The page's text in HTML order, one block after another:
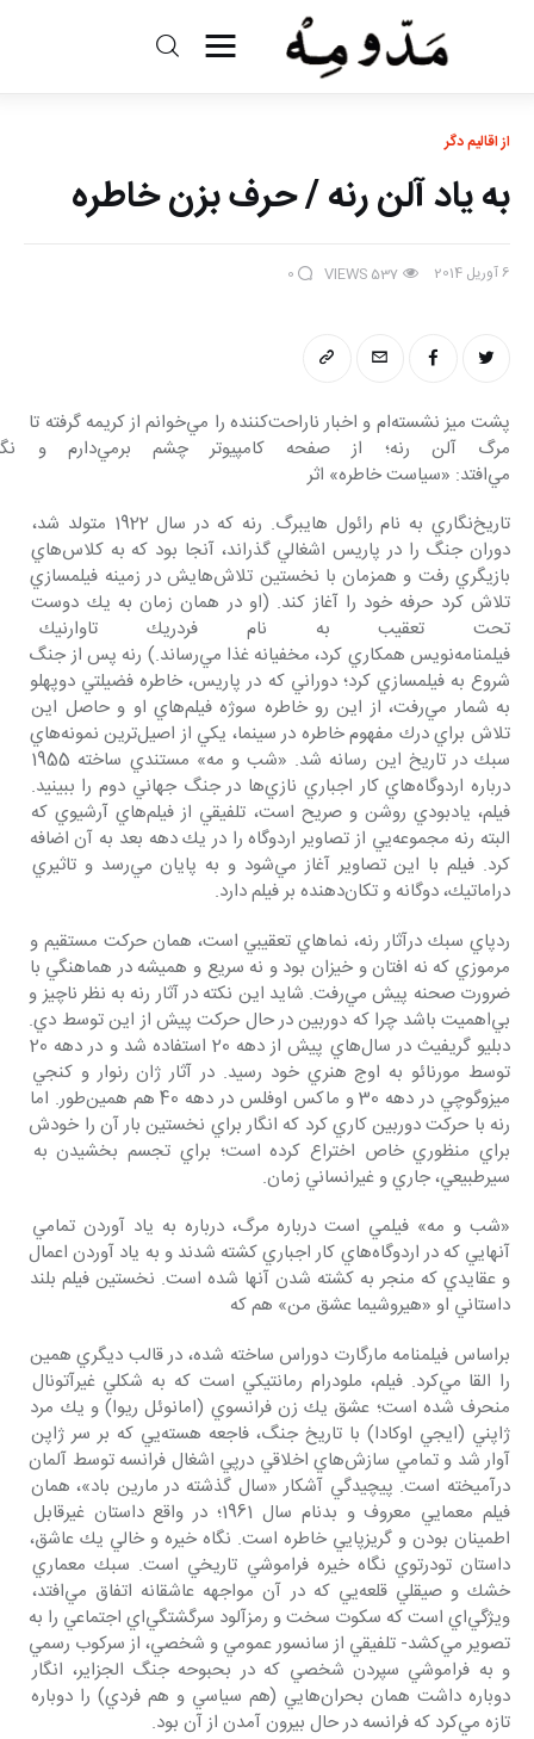
مد و مه
سینما
کتاب
از اقالیم دگر
به ياد آلن رنه / حرف بزن خاطره
6 آوریل 2014 537
VIEWS
0
پشت ميز نشسته‌ام و اخبار ناراحت‌كننده را مي‌خوانم از كريمه گرفته تا
مرگ آلن رنه؛ از صفحه
مي‌افتد: «سياست خاطره» اثر
تاريخ‌نگاري به نام رائول هايبرگ. رنه كه در سال 1922 متولد شد،
دوران جنگ را در پاريس اشغالي گذراند، آنجا بود كه به كلاس‌هاي
بازيگري رفت و همزمان با نخستين تلاش‌هايش در زمينه فيلمسازي
تلاش كرد حرفه خود را آغاز كند. (او در همان زمان به يك دوست
تحت تعقيب به نام فردريك
فيلمنامه‌نويس همكاري كرد، مخفيانه غذا مي‌رساند.) رنه پس از جنگ
شروع به فيلمسازي كرد؛ دوراني كه در پاريس، خاطره فضيلتي دوپهلو
به شمار مي‌رفت، از اين رو خاطره سوژه فيلم‌هاي او و حاصل اين
تلاش براي درك مفهوم خاطره در سينما، يكي از اصيل‌ترين نمونه‌هاي
درباره اردوگاه‌هاي كار اجباري نازي‌ها در جنگ جهاني دوم را ببينيد.
فيلم، يادبودي روشن و صريح است، تلفيقي از فيلم‌هاي آرشيوي كه
البته رنه مجموعه‌يي از تصاوير اردوگاه را در يك دهه بعد به آن اضافه
كرد. فيلم با اين تصاوير آغاز مي‌شود و به پايان مي‌رسد و تاثيري
دراماتيك، دوگانه و تكان‌دهنده بر فيلم دارد.
ردپاي سبك درآثار رنه، نماهاي تعقيبي است، همان حركت مستقيم و
مرموزي كه نه افتان و خيزان بود و نه سريع و هميشه در هماهنگي با
ضرورت صحنه پيش مي‌رفت. شايد اين نكته در آثار رنه به نظر ناچيز و
بي‌اهميت باشد چرا كه دوربين در حال حركت پيش از اين توسط دي.
دبليو گريفيث در سال‌هاي پيش از دهه 20 استفاده شد و در دهه 20
توسط مورنائو به اوج هنري خود رسيد. در آثار ژان رنوار و كنجي
ميزوگوچي در دهه 30 و ماكس اوفلس در دهه 40 هم همين‌طور. اما
رنه با حركت دوربين كاري كرد كه انگار براي نخستين بار آن را خودش
براي منظوري خاص اختراع كرده است؛ براي تجسم بخشيدن به
سيرطبيعي، جاري و غيرانساني زمان.
«شب و مه» فيلمي است درباره مرگ، درباره به ياد آوردن تمامي
آنهايي كه در اردوگاه‌هاي كار اجباري كشته شدند و به ياد آوردن اعمال
و عقايدي كه منجر به كشته شدن آنها شده است. نخستين فيلم بلند
داستاني او «هيروشيما عشق من» هم كه
بر‌اساس فيلمنامه مارگارت دوراس ساخته شده، در قالب ديگري همين
را القا مي‌كرد. فيلم، ملودرام رمانتيكي است كه به شكلي غيرآتونال
منحرف شده است؛ عشق يك زن فرانسوي (امانوئل ريوا) و يك مرد
ژاپني (ايجي اوكادا) با تاريخ جنگ، فاجعه هسته‌يي كه بر سر ژاپن
آوار شد و تمامي سازش‌هاي اخلاقي درپي اشغال فرانسه توسط آلمان
درآميخته است. پيچيدگي آشكار «سال گذشته در مارين باد»، همان
فيلم معمايي معروف و بدنام سال 1961؛ در واقع داستان غيرقابل
اطمينان بودن و گريزپايي خاطره است. نگاه خيره و خالي يك عاشق،
داستان تودرتوي نگاه خيره فراموشي تاريخي است. سبك معماري
خشك و صيقلي قلعه‌يي كه در آن مواجهه عاشقانه اتفاق مي‌افتد،
ويژگي‌اي‌ ‌است كه سكوت سخت و رمزآلود سرگشتگي‌اي اجتماعي را به
تصوير مي‌كشد- تلفيقي از سانسور عمومي و شخصي، از سركوب رسمي
و به فراموشي سپردن شخصي كه در بحبوحه جنگ الجزاير، انگار
دوباره داشت همان بحران‌هايي (هم سياسي و هم فردي) را دوباره
تازه مي‌كرد كه فرانسه در حال بيرون آمدن از آن بود.